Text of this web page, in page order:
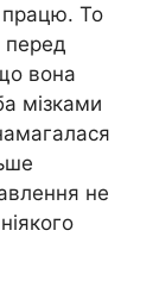
працю. То
перед
вона
мізками
не